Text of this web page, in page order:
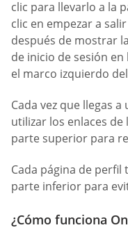
clic para llevarlo a la
clic en empezar a
después de mostrar
de inicio de sesión
el marco izquierdo
Cada vez que llegas
utilizar los enlaces
parte superior para
Cada página de
parte inferior para
¿Cómo funciona